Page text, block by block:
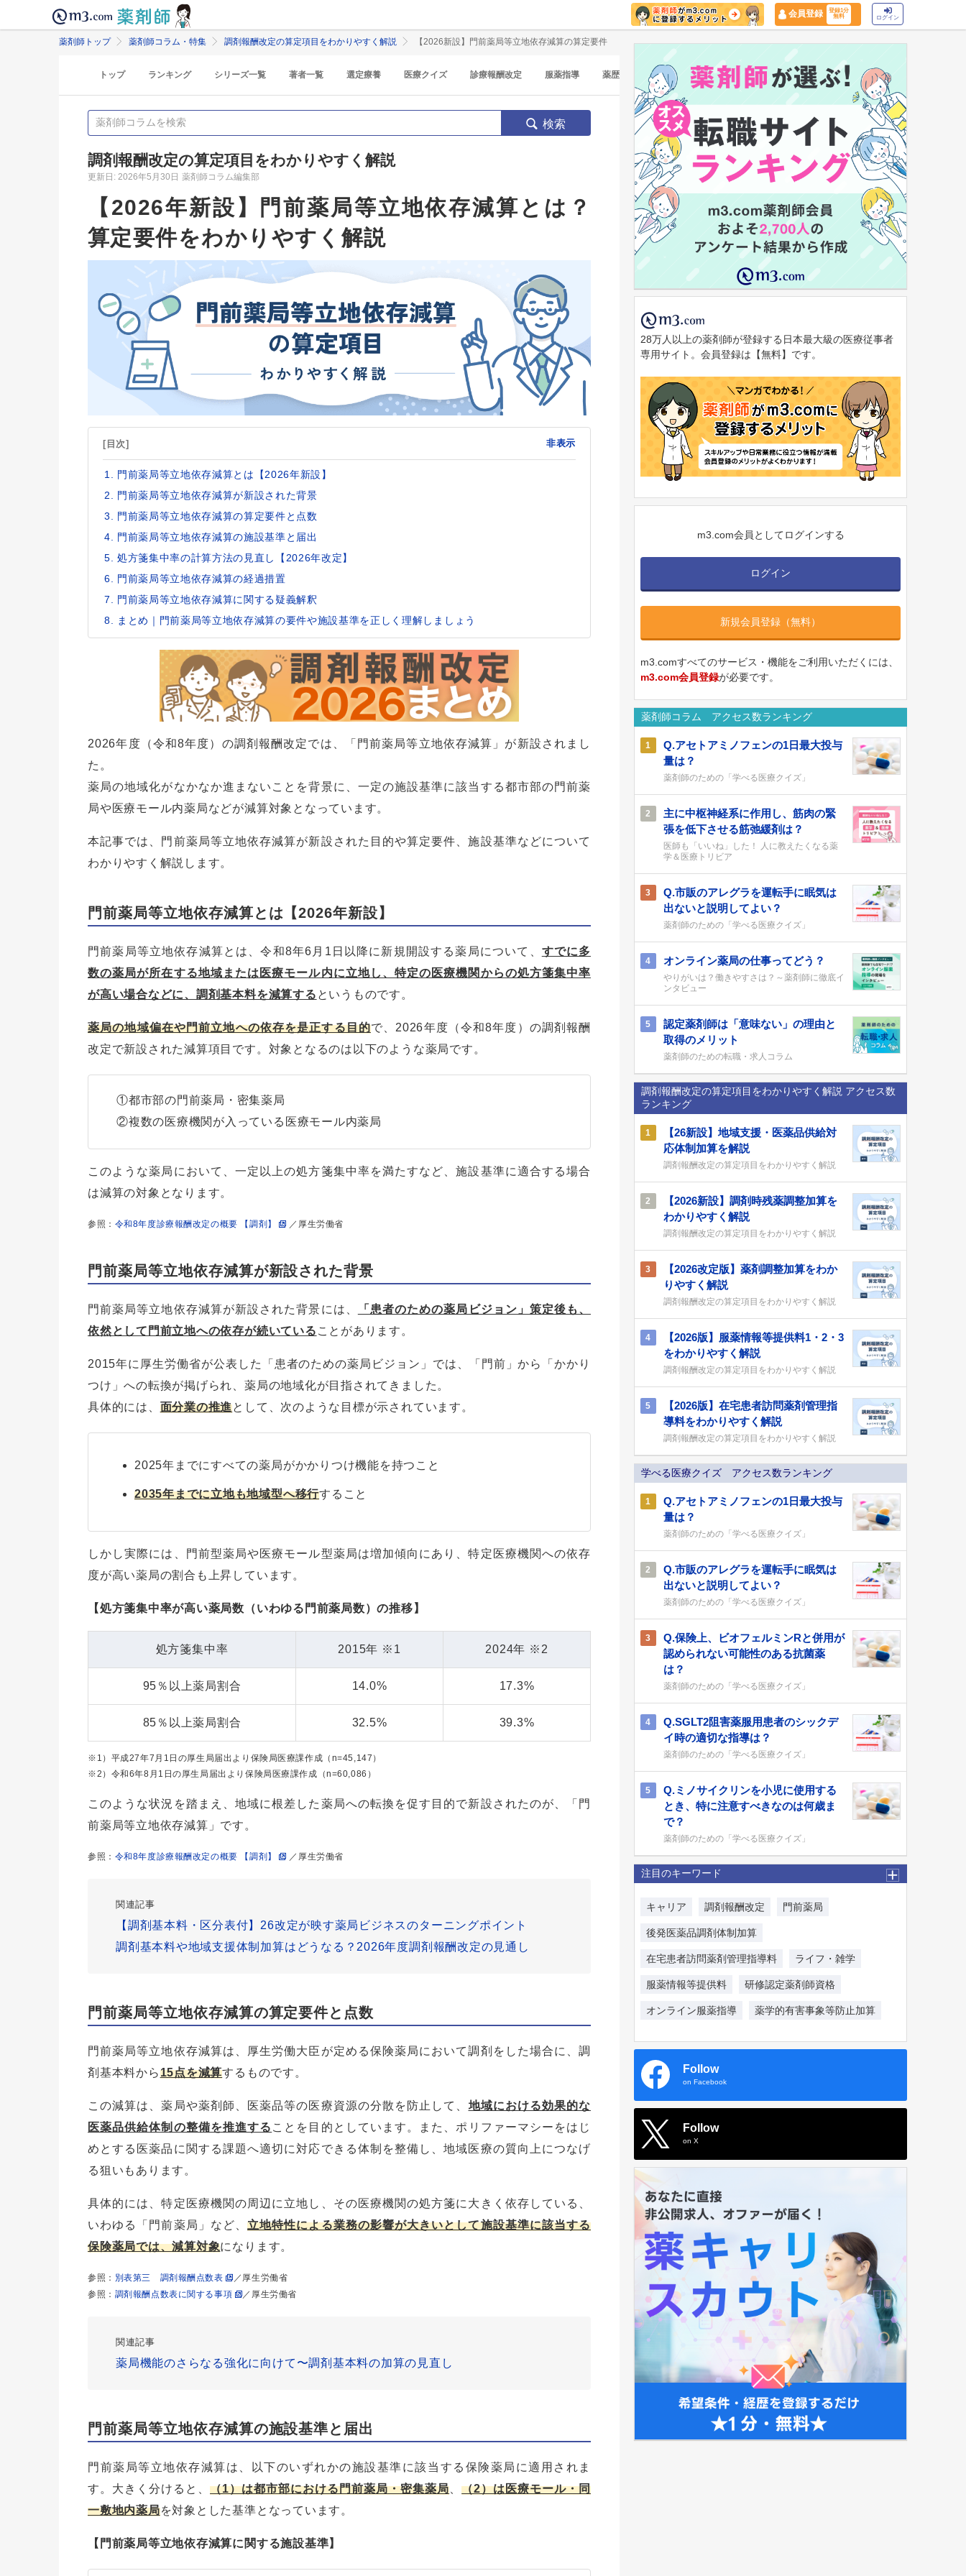
会員登録
登録1分
無料
ログイン
薬剤師トップ 薬剤師コラム・特集 調剤報酬改定の算定項目をわかりやすく解説 【2026新設】門前薬局等立地依存減算の算定要件
トップ ランキング シリーズ一覧 著者一覧 選定療養 医療クイズ 診療報酬改定 服薬指導 薬歴 マイナ保険証
検索
調剤報酬改定の算定項目をわかりやすく解説
更新日: 2026年5月30日 薬剤師コラム編集部
【2026年新設】門前薬局等立地依存減算とは？
算定要件をわかりやすく解説
[目次] 非表示
門前薬局等立地依存減算とは【2026年新設】
門前薬局等立地依存減算が新設された背景
門前薬局等立地依存減算の算定要件と点数
門前薬局等立地依存減算の施設基準と届出
処方箋集中率の計算方法の見直し【2026年改定】
門前薬局等立地依存減算の経過措置
門前薬局等立地依存減算に関する疑義解釈
まとめ｜門前薬局等立地依存減算の要件や施設基準を正しく理解しましょう
2026年度（令和8年度）の調剤報酬改定では、「門前薬局等立地依存減算」が新設されまし
た。
薬局の地域化がなかなか進まないことを背景に、一定の施設基準に該当する都市部の門前薬
局や医療モール内薬局などが減算対象となっています。
本記事では、門前薬局等立地依存減算が新設された目的や算定要件、施設基準などについて
わかりやすく解説します。
門前薬局等立地依存減算とは【2026年新設】
門前薬局等立地依存減算とは、令和8年6月1日以降に新規開設する薬局について、 すでに多
数の薬局が所在する地域または医療モール内に立地し、特定の医療機関からの処方箋集中率
が高い場合などに、調剤基本料を減算する というものです。
薬局の地域偏在や門前立地への依存を是正する目的で、2026年度（令和8年度）の調剤報酬
改定で新設された減算項目です。対象となるのは以下のような薬局です。
①都市部の門前薬局・密集薬局
②複数の医療機関が入っている医療モール内薬局
このような薬局において、一定以上の処方箋集中率を満たすなど、施設基準に適合する場合
は減算の対象となります。
参照： 令和8年度診療報酬改定の概要 【調剤】 ／厚生労働省
門前薬局等立地依存減算が新設された背景
門前薬局等立地依存減算が新設された背景には、
「患者のための薬局ビジョン」策定後も、
依然として門前立地への依存が続いている ことがあります。
2015年に厚生労働省が公表した「患者のための薬局ビジョン」では、「門前」から「かかり
つけ」への転換が掲げられ、薬局の地域化が目指されてきました。
具体的には、 面分業の推進として、次のような目標が示されています。
2025年までにすべての薬局がかかりつけ機能を持つこと
2035年までに立地も地域型へ移行すること
しかし実際には、門前型薬局や医療モール型薬局は増加傾向にあり、特定医療機関への依存
度が高い薬局の割合も上昇しています。
【処方箋集中率が高い薬局数（いわゆる門前薬局数）の推移】
処方箋集中率 2015年 ※1 2024年 ※2
95％以上薬局割合 14.0% 17.3%
85％以上薬局割合 32.5% 39.3%
※1）平成27年7月1日の厚生局届出より保険局医療課作成（n=45,147）
※2）令和6年8月1日の厚生局届出より保険局医療課作成（n=60,086）
このような状況を踏まえ、地域に根差した薬局への転換を促す目的で新設されたのが、「門
前薬局等立地依存減算」です。
参照： 令和8年度診療報酬改定の概要 【調剤】 ／厚生労働省
関連記事
【調剤基本料・区分表付】26改定が映す薬局ビジネスのターニングポイント
調剤基本料や地域支援体制加算はどうなる？2026年度調剤報酬改定の見通し
門前薬局等立地依存減算の算定要件と点数
門前薬局等立地依存減算は、厚生労働大臣が定める保険薬局において調剤をした場合に、調
剤基本料から15点を減算するものです。
この減算は、薬局や薬剤師、医薬品等の医療資源の分散を防止して、 地域における効果的な
医薬品供給体制の整備を推進する ことを目的としています。また、ポリファーマシーをはじ
めとする医薬品に関する課題へ適切に対応できる体制を整備し、地域医療の質向上につなげ
る狙いもあります。
具体的には、特定医療機関の周辺に立地し、その医療機関の処方箋に大きく依存している、
いわゆる「門前薬局」など、立地特性による業務の影響が大きいとして施設基準に該当する
保険薬局では、減算対象になります。
参照： 別表第三 調剤報酬点数表
／厚生労働省
参照： 調剤報酬点数表に関する事項 ／厚生労働省
関連記事
薬局機能のさらなる強化に向けて〜調剤基本料の加算の見直し
門前薬局等立地依存減算の施設基準と届出
門前薬局等立地依存減算は、以下のいずれかの施設基準に該当する保険薬局に適用されま
す。大きく分けると、（1）は都市部における門前薬局・密集薬局 、（2）は医療モール・同
一敷地内薬局を対象とした基準となっています。
【門前薬局等立地依存減算に関する施設基準】
28万人以上の薬剤師が登録する日本最大級の医療従事者
専用サイト。会員登録は【無料】です。
m3.com会員としてログインする
ログイン
新規会員登録（無料）
m3.comすべてのサービス・機能をご利用いただくには、
m3.com会員登録が必要です。
薬剤師コラム アクセス数ランキング
1
Q.アセトアミノフェンの1日最大投与
量は？
薬剤師のための「学べる医療クイズ」
2
主に中枢神経系に作用し、筋肉の緊
張を低下させる筋弛緩剤は？
医師も「いいね」した！ 人に教えたくなる薬
学＆医療トリビア
3
Q.市販のアレグラを運転手に眠気は
出ないと説明してよい？
薬剤師のための「学べる医療クイズ」
4 オンライン薬局の仕事ってどう？
やりがいは？働きやすさは？～薬剤師に徹底イ
ンタビュー
5
認定薬剤師は「意味ない」の理由と
取得のメリット
薬剤師のための転職・求人コラム
調剤報酬改定の算定項目をわかりやすく解説 アクセス数
ランキング
1
【26新設】地域支援・医薬品供給対
応体制加算を解説
調剤報酬改定の算定項目をわかりやすく解説
2
【2026新設】調剤時残薬調整加算を
わかりやすく解説
調剤報酬改定の算定項目をわかりやすく解説
3
【2026改定版】薬剤調整加算をわか
りやすく解説
調剤報酬改定の算定項目をわかりやすく解説
4
【2026版】服薬情報等提供料1・2・3
をわかりやすく解説
調剤報酬改定の算定項目をわかりやすく解説
5
【2026版】在宅患者訪問薬剤管理指
導料をわかりやすく解説
調剤報酬改定の算定項目をわかりやすく解説
学べる医療クイズ アクセス数ランキング
1
Q.アセトアミノフェンの1日最大投与
量は？
薬剤師のための「学べる医療クイズ」
2
Q.市販のアレグラを運転手に眠気は
出ないと説明してよい？
薬剤師のための「学べる医療クイズ」
3
Q.保険上、ビオフェルミンRと併用が
認められない可能性のある抗菌薬
は？
薬剤師のための「学べる医療クイズ」
4
Q.SGLT2阻害薬服用患者のシックデ
イ時の適切な指導は？
薬剤師のための「学べる医療クイズ」
5
Q.ミノサイクリンを小児に使用する
とき、特に注意すべきなのは何歳ま
で？
薬剤師のための「学べる医療クイズ」
注目のキーワード
キャリア 調剤報酬改定 門前薬局
後発医薬品調剤体制加算
在宅患者訪問薬剤管理指導料 ライフ・雑学
服薬情報等提供料 研修認定薬剤師資格
オンライン服薬指導 薬学的有害事象等防止加算
Follow
on Facebook
Follow
on X